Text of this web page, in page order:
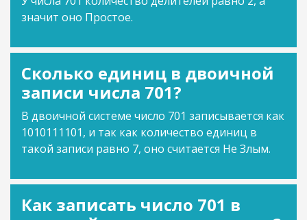
значит оно Простое.
Сколько единиц в двоичной
записи числа 701?
В двоичной системе число 701 записывается как
1010111101, и так как количество единиц в
такой записи равно 7, оно считается Не Злым.
Как записать число 701 в